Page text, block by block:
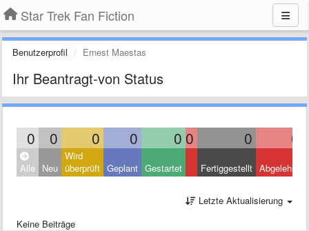
Star Trek Fan Fiction
Benutzerprofil Ernest Maestas
Ihr Beantragt-von Status
0 0 0 0 0 0 0 0
Alle Neu
Wird
überprüft Geplant Gestartet Fertiggestellt Abgelehnt
Letzte Aktualisierung
Keine Beiträge